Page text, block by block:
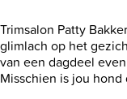
Trimsalon Patty
glimlach op het
van een dagdeel
Misschien is jou hond